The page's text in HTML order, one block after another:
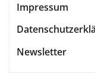
Impressum
Newsletter